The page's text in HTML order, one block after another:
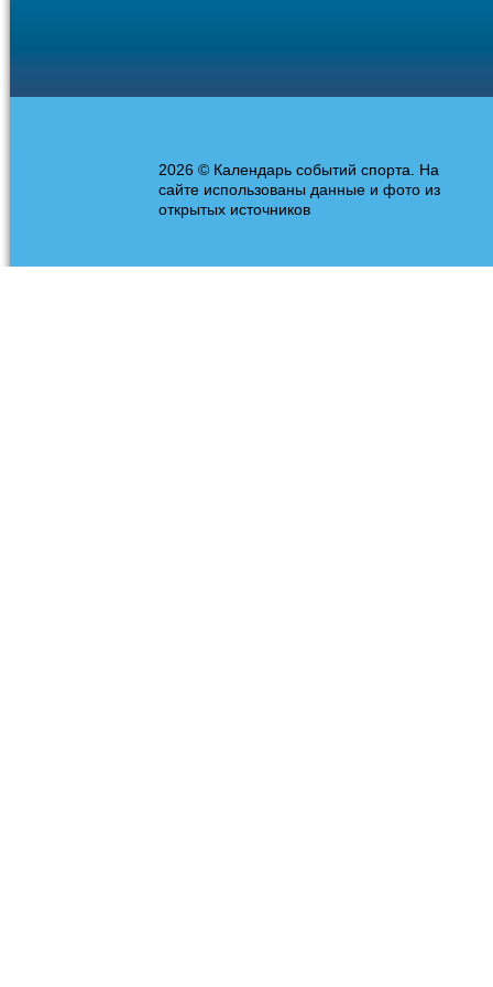
2026 © Календарь событий спорта. На
сайте использованы данные и фото из
открытых источников